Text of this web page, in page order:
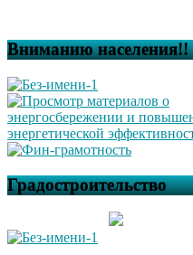
Вниманию населения!!
Градостроительство